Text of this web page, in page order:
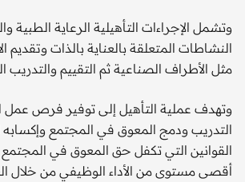
وتشمل الإجراءات التأهيلية الرعاية الطبية
النشاطات المتعلقة بالعناية بالذات وتقديم
مثل الأطراف الصناعية ثم التقييم والتدريب
وتهدف عملية التأهيل إلى توفير فرص عمل
التدريب ودمج المعوق في المجتمع
القوانين التي تكفل حق المعوق في
أقصى مستوى من الأداء الوظيفي من خلال